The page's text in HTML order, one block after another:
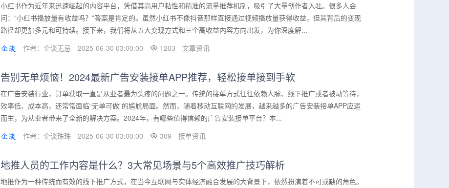
小红书作为近年来迅速崛起的内容平台，凭借其高用户粘性和精准的流量推荐机制，吸引了大量创作者入驻。很多人会
问：“小红书播放量有收益吗？”答案是肯定的。虽然小红书不像抖音那样直接通过视频播放量获得收益，但其背后的变现
路径却更加多元和可持续。接下来，我们将从五大变现方式和三个高收益内容方向出发，为你深度解...
作者：企谈无忌
2025-06-30 03:00:00 1203 文章资讯
告别无单烦恼！2024最新广告安装接单APP推荐，轻松接单接到手软
在广告安装行业，订单获取一直是从业者最为头疼的问题之一。传统的接单方式往往依赖人脉、线下推广或者被动等待，
效率低、成本高，还常常面临“无单可做”的尴尬局面。然而，随着移动互联网的发展，越来越多的广告安装接单APP应运
而生，为从业者带来了全新的解决方案。2024年，有哪些值得信赖的广告安装接单平台？本...
作者：企谈珠珠
2025-06-30 03:00:00 309 接单资讯
地推人员的工作内容是什么？3大常见场景与5个高效推广技巧解析
地推作为一种传统而有效的线下推广方式，在当今互联网与实体经济融合发展的大背景下，依然扮演着不可或缺的角色。